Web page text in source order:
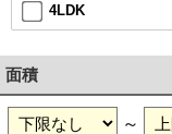
4LDK
面積
～